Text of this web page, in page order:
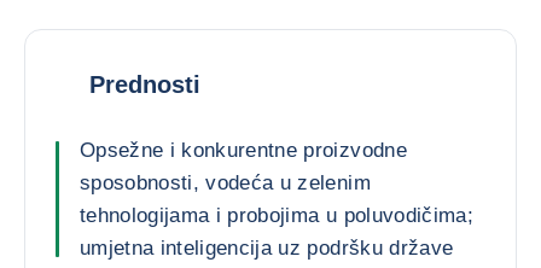
Prednosti
Opsežne i konkurentne proizvodne
sposobnosti, vodeća u zelenim
tehnologijama i probojima u poluvodičima;
umjetna inteligencija uz podršku države